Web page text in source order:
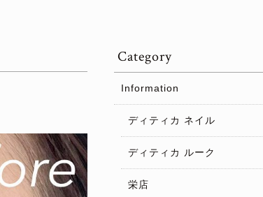
Category
Information
ディティカ ネイル
ディティカ ルーク
栄店